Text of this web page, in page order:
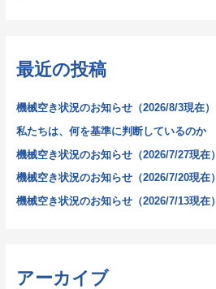
:最近の投稿
機械空き状況のお知らせ（2026/8/3現在）
私たちは、何を基準に判断しているのか
機械空き状況のお知らせ（2026/7/27現在）
機械空き状況のお知らせ（2026/7/20現在）
機械空き状況のお知らせ（2026/7/13現在）
アーカイブ